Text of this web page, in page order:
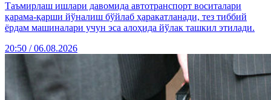
Таъмирлаш ишлари давомида автотранспорт воситалари
қарама-қарши йўналиш бўйлаб ҳаракатланади, тез тиббий
ёрдам машиналари учун эса алоҳида йўлак ташкил этилади.
20:50 / 06.08.2026